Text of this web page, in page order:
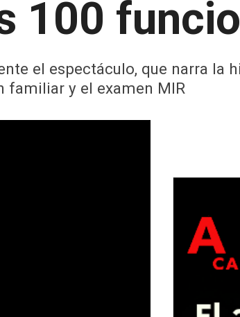
100
el espectáculo, que narra la
familiar y el examen MIR